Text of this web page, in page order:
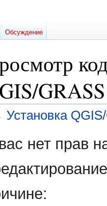
Установка
нет прав
Обсуждение